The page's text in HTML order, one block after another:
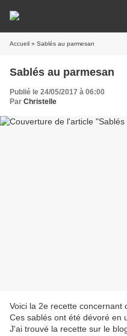
Accueil » Sablés au parmesan
Sablés au parmesan
Publié le 24/05/2017 à 06:00
Par Christelle
Voici la 2e recette concernant
Ces sablés ont été dévoré en
J'ai trouvé la recette sur le